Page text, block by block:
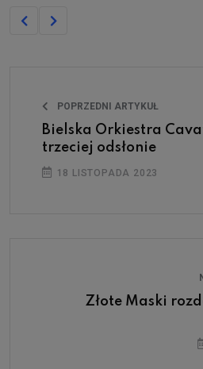
POPRZEDNI ARTYKUŁ
Bielska Orkiestra
trzeciej odsłonie
18 LISTOPADA 2023
Złote Maski